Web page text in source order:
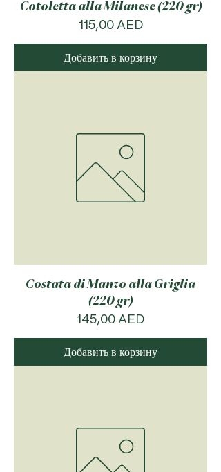
Cotoletta alla Milanese (220 gr)
Цена
115,00 AED
Добавить в корзину
Costata di Manzo alla Griglia
(220 gr)
Цена
145,00 AED
Добавить в корзину